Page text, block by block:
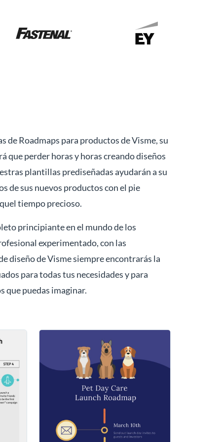
de Roadmaps para productos de Visme, su
que perder horas y horas creando diseños
plantillas prediseñadas ayudarán a su
de sus nuevos productos con el pie
tiempo precioso.
principiante en el mundo de los
experimentado, con las
diseño de Visme siempre encontrarás la
para todas tus necesidades y para
que puedas imaginar.